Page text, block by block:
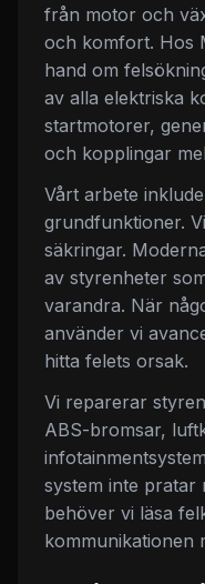
från motor och
och komfort. Hos
hand om
av alla elektriska
startmotorer,
och kopplingar
Vårt arbete
grundfunktioner.
säkringar.
av styrenheter
varandra. När
använder vi
hitta felets orsak.
Vi reparerar
ABS-bromsar,
system inte pratar
behöver vi läsa
kommunikationen